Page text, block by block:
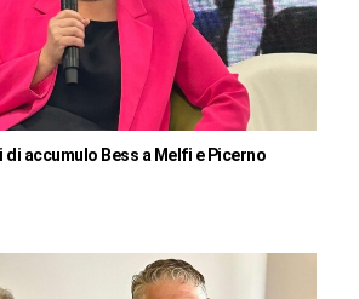
di accumulo Bess a Melfi e Picerno